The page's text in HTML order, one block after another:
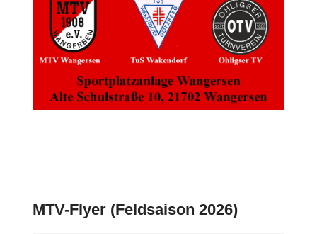
MTV-Flyer (Feldsaison 2026)